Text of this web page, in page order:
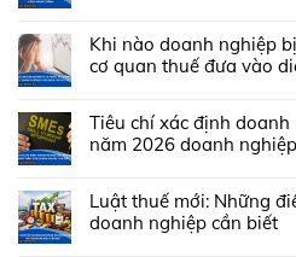
Khi nào doanh nghiệp
cơ quan thuế đưa vào
Tiêu chí xác định
năm 2026 doanh
Luật thuế mới: Những
doanh nghiệp cần biết